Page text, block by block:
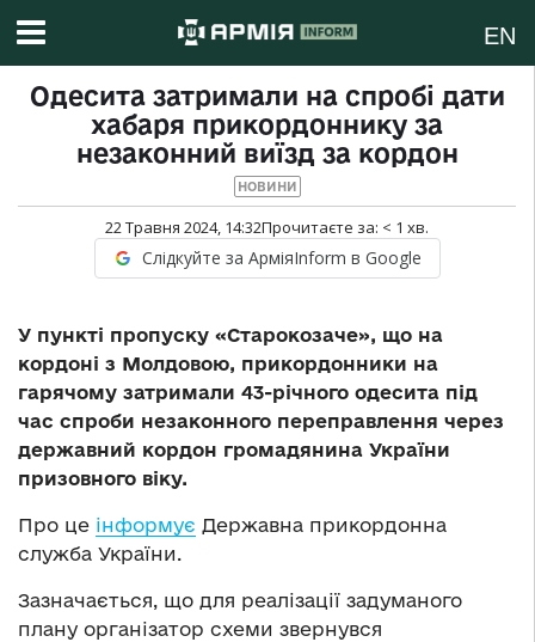
EN
Одесита затримали на спробі дати
хабаря прикордоннику за
незаконний виїзд за кордон
НОВИНИ
22 Травня 2024, 14:32Прочитаєте за: < 1 хв.
Слідкуйте за АрміяInform в Google
У пункті пропуску «Старокозаче», що на
кордоні з Молдовою, прикордонники на
гарячому затримали 43-річного одесита під
час спроби незаконного переправлення через
державний кордон громадянина України
призовного віку.
Про це інформує Державна прикордонна
служба України.
Зазначається, що для реалізації задуманого
плану організатор схеми звернувся